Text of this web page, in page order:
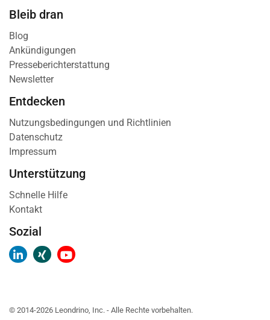
Bleib dran
Blog
Ankündigungen
Presseberichterstattung
Newsletter
Entdecken
Nutzungsbedingungen und Richtlinien
Datenschutz
Impressum
Unterstützung
Schnelle Hilfe
Kontakt
Sozial
© 2014-2026 Leondrino, Inc. - Alle Rechte vorbehalten.